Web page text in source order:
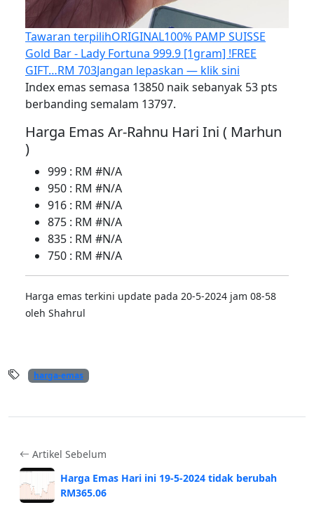
Tawaran terpilihORIGINAL100% PAMP SUISSE
Gold Bar - Lady Fortuna 999.9 [1gram] !FREE
GIFT…RM 703Jangan lepaskan — klik sini
Index emas semasa 13850 naik sebanyak 53 pts
berbanding semalam 13797.
Harga Emas Ar-Rahnu Hari Ini ( Marhun
)
999 : RM #N/A
950 : RM #N/A
916 : RM #N/A
875 : RM #N/A
835 : RM #N/A
750 : RM #N/A
Harga emas terkini update pada 20-5-2024 jam 08-58
oleh Shahrul
harga-emas
Artikel Sebelum
Harga Emas Hari ini 19-5-2024 tidak berubah
RM365.06